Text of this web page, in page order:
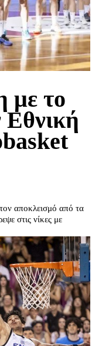
με το
Εθνική
αποκλεισμό από τα
στις νίκες με